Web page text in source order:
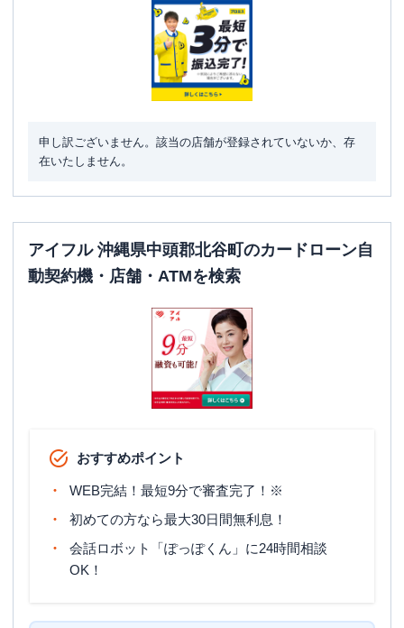
申し訳ございません。該当の店舗が登録されていないか、存
在いたしません。
アイフル 沖縄県中頭郡北谷町のカードローン自
動契約機・店舗・ATMを検索
おすすめポイント
WEB完結！最短9分で審査完了！※
初めての方なら最大30日間無利息！
会話ロボット「ぽっぽくん」に24時間相談
OK！